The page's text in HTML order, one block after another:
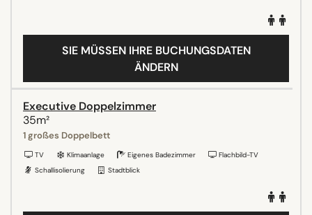
SIE MÜSSEN IHRE BUCHUNGSDATEN
ÄNDERN
Executive Doppelzimmer
35m²
1 großes Doppelbett
TV Klimaanlage Eigenes Badezimmer
Flachbild-TV
Schallisolierung
Stadtblick